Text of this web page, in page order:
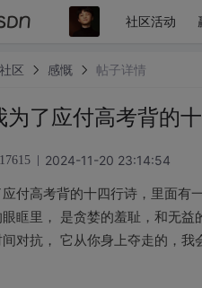
社区活动
区 感慨 帖子详情
为了应付高考背的
2024-11-20 23:14:54
付高考背的十四行诗，里面有
眶里， 是贪婪的羞耻，和无
对抗， 它从你身上夺走的，我